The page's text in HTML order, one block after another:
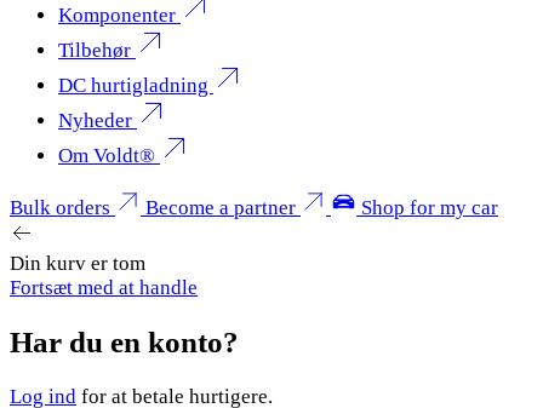
Komponenter
Tilbehør
DC hurtigladning
Nyheder
Om Voldt®
Bulk orders Become a partner Shop for my car
Din kurv er tom
Fortsæt med at handle
Har du en konto?
Log ind for at betale hurtigere.